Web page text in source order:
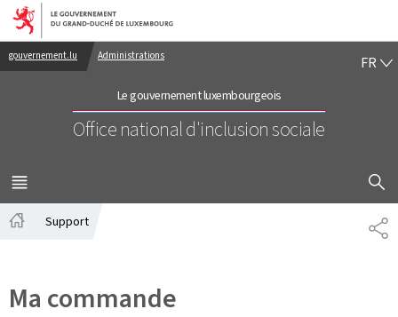
Aller au menu principal
Aller au contenu
gouvernement.lu Administrations
Le gouvernement luxembourgeois
Office national d'inclusion sociale
FR
MENU
PRINCIPAL
Support
Ma commande